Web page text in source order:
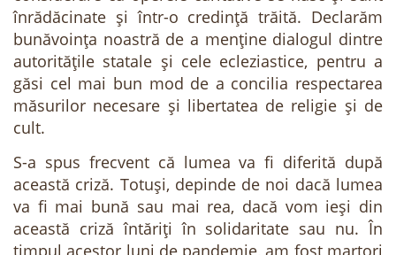
înrădăcinate și într-o credință trăită. Declarăm
bunăvoința noastră de a menține dialogul dintre
autoritățile statale și cele ecleziastice, pentru a
găsi cel mai bun mod de a concilia respectarea
măsurilor necesare și libertatea de religie și de
cult.
S-a spus frecvent că lumea va fi diferită după
această criză. Totuși, depinde de noi dacă lumea
va fi mai bună sau mai rea, dacă vom ieși din
această criză întăriți în solidaritate sau nu. În
timpul acestor luni de pandemie, am fost martori